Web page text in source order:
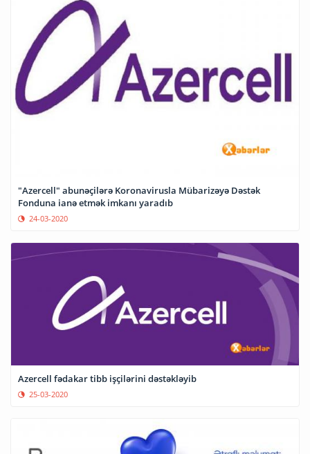
"Azercell" abunəçilərə Koronavirusla Mübarizəyə Dəstək
Fonduna ianə etmək imkanı yaradıb
24-03-2020
Azercell fədakar tibb işçilərini dəstəkləyib
25-03-2020